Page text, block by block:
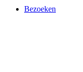
Bezoeken